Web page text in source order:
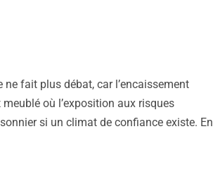
ne fait plus débat, car l’encaissement
où l’exposition aux risques
si un climat de confiance existe. En